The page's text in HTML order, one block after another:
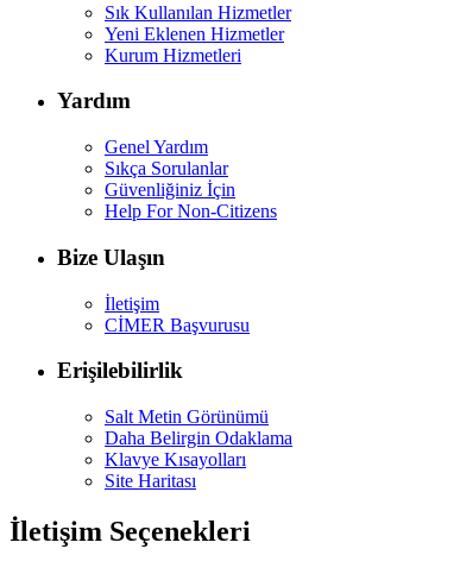
Sık Kullanılan Hizmetler
Yeni Eklenen Hizmetler
Kurum Hizmetleri
Yardım
Genel Yardım
Sıkça Sorulanlar
Güvenliğiniz İçin
Help For Non-Citizens
Bize Ulaşın
İletişim
CİMER Başvurusu
Erişilebilirlik
Salt Metin Görünümü
Daha Belirgin Odaklama
Klavye Kısayolları
Site Haritası
İletişim Seçenekleri